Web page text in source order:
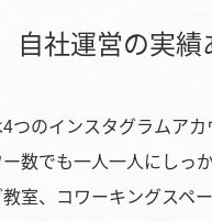
社運営の実績
つのインスタグラムアカ
数でも一人一人にしっ
室、コワーキングスペ